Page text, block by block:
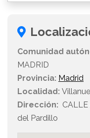
Comunidad
MADRID
Provincia: Madrid
Localidad:
Dirección:
del Pardillo